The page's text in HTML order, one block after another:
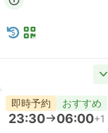
即時予約 おすすめ
23:30 06:00+1